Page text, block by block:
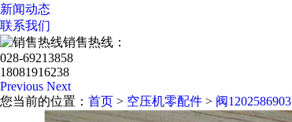
新闻动态
联系我们
销售热线：
028-69213858
18081916238
Previous Next
您当前的位置： 首页 > 空压机零配件 > 阀